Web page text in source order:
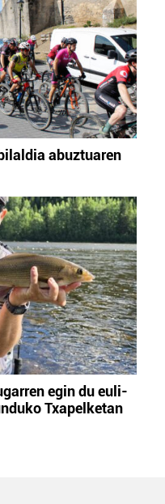
abuztuaren
egin du euli-
Txapelketan